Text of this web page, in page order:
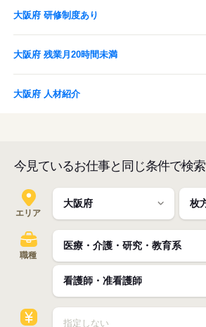
大阪府 研修制度あり
大阪府 残業月20時間未満
大阪府 人材紹介
今見ているお仕事と同じ条件で検索
エリア
職種